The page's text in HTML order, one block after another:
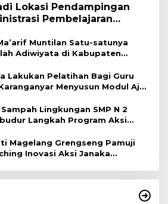
Lokasi Pendampingan
Pembelajaran
Muntilan Satu-satunya
Adiwiyata di Kabupaten
Lakukan Pelatihan Bagi Guru
Menyusun Modul Ajar
Lingkungan SMP N 2
Langkah Program Aksi
Magelang Grengseng Pamuji
Inovasi Aksi Janaka